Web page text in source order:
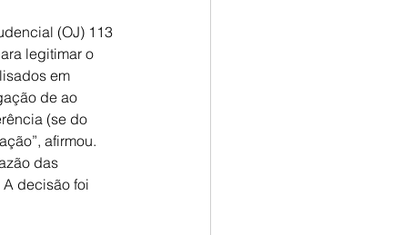
(OJ) 113
legitimar o
em
de ao
(se do
afirmou.
das
decisão foi